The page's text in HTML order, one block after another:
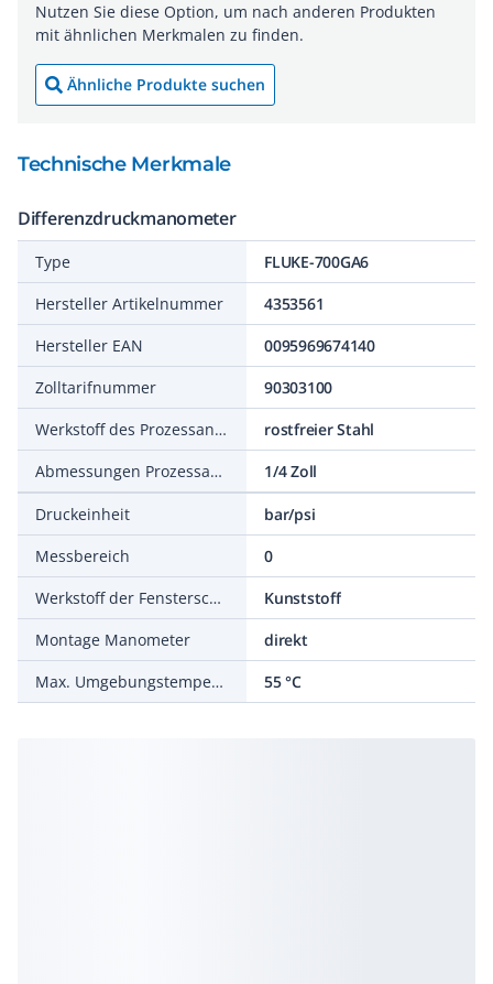
Nutzen Sie diese Option, um nach anderen Produkten
mit ähnlichen Merkmalen zu finden.
Ähnliche Produkte suchen
Technische Merkmale
Differenzdruckmanometer
Type
FLUKE-700GA6
Hersteller Artikelnummer
4353561
Hersteller EAN
0095969674140
Zolltarifnummer
90303100
Werkstoff des Prozessanschlusses
rostfreier Stahl
Abmessungen Prozessanschluss
1/4 Zoll
Druckeinheit
bar/psi
Messbereich
0
Werkstoff der Fensterscheibe
Kunststoff
Montage Manometer
direkt
Max. Umgebungstemperatur
55 °C